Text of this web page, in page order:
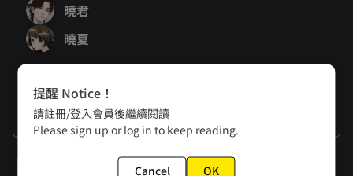
曉君
曉夏
曉君：我記得小時候每當颱風天停電時，最想做的事就是---吃
泡麵，然後講鬼故事。現在呢？應該是煩惱交不了稿吧
（╯︿╰)
看更多
提醒 Notice！
請註冊/登入會員後繼續閱讀
Please sign up or log in to keep reading.
Cancel OK